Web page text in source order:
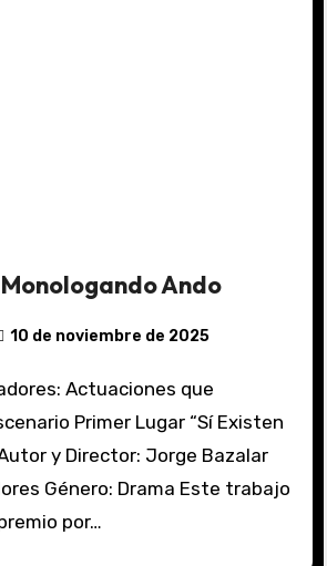
Ando
10 de noviembre de 2025
Primer Lugar “Sí Existen
y Director: Jorge Bazalar
Género: Drama Este trabajo
por…